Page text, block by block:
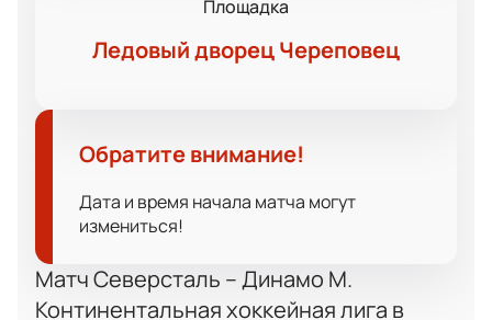
Площадка
Ледовый дворец Череповец
Обратите внимание!
Дата и время начала матча могут
измениться!
Матч Северсталь – Динамо М.
Континентальная хоккейная лига в